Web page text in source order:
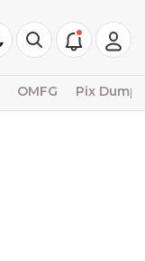
OMFG Pix Dump